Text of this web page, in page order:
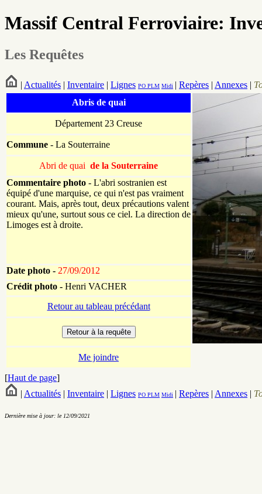
Massif Central Ferroviaire:
Les Requêtes
| Actualités | Inventaire | Lignes PO PLM Midi | Repères | Annexes |
Abris de quai
Département 23 Creuse
Commune - La Souterraine
Abri de quai de la Souterraine
Commentaire photo - L'abri sostranien est
équipé d'une marquise, ce qui n'est pas vraiment
courant. Mais, après tout, deux précautions valent
mieux qu'une, surtout sous ce ciel. La direction de
Limoges est à droite.
Date photo - 27/09/2012
Crédit photo - Henri VACHER
Retour au tableau précédant
Me joindre
[Haut de page]
| Actualités | Inventaire | Lignes PO PLM Midi | Repères | Annexes |
Dernière mise à jour: le 12/09/2021